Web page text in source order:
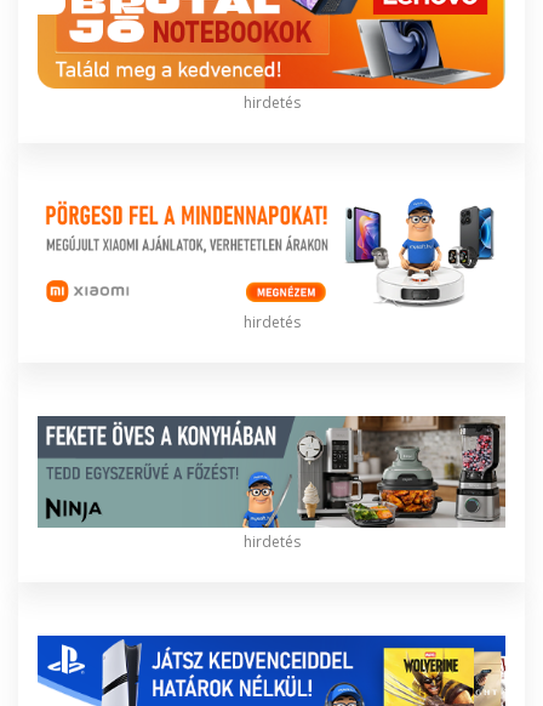
hirdetés
hirdetés
hirdetés